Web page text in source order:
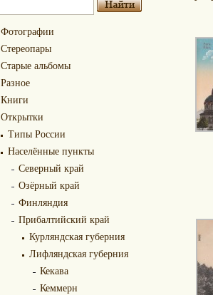
Фотографии
Стереопары
Старые альбомы
Разное
Книги
Открытки
Типы России
Населённые пункты
Северный край
Озёрный край
Финляндия
Прибалтийский край
Курляндская губерния
Лифляндская губерния
Кекава
Кеммерн